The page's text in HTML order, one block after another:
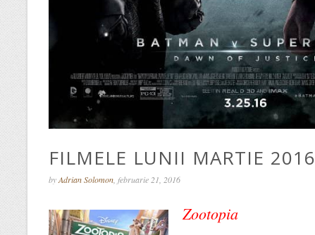
FILMELE LUNII MARTIE 2016
byAdrian Solomon , februarie 21, 2016
Zootopia